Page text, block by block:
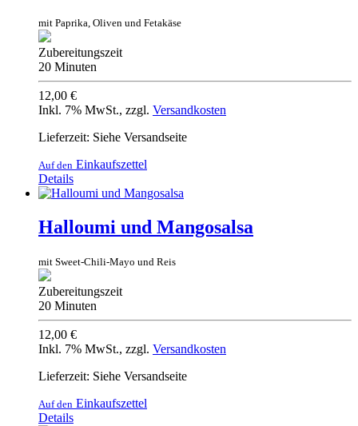
mit Paprika, Oliven und Fetakäse
Zubereitungszeit
20 Minuten
12,00 €
Inkl. 7% MwSt., zzgl. Versandkosten
Lieferzeit: Siehe Versandseite
Auf den Einkaufszettel
Details
Halloumi und Mangosalsa
mit Sweet-Chili-Mayo und Reis
Zubereitungszeit
20 Minuten
12,00 €
Inkl. 7% MwSt., zzgl. Versandkosten
Lieferzeit: Siehe Versandseite
Auf den Einkaufszettel
Details